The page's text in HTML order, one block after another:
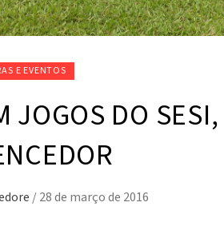
E EVENTOS
JOGOS DO
/28 de março de 2016